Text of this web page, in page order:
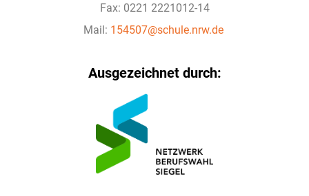
Fax: 0221 2221012-14
Mail: 154507@schule.nrw.de
Ausgezeichnet durch: